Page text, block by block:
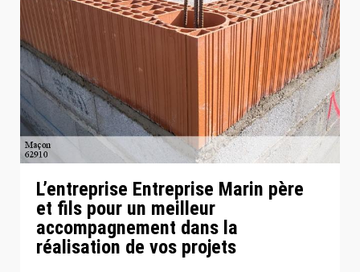
L’entreprise Entreprise Marin père
et fils pour un meilleur
accompagnement dans la
réalisation de vos projets